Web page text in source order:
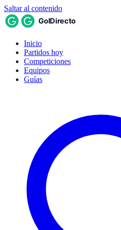
Saltar al contenido
Inicio
Partidos hoy
Competiciones
Equipos
Guías